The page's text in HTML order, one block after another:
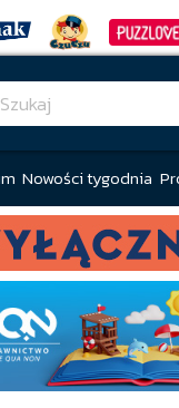
Nowości tygodnia